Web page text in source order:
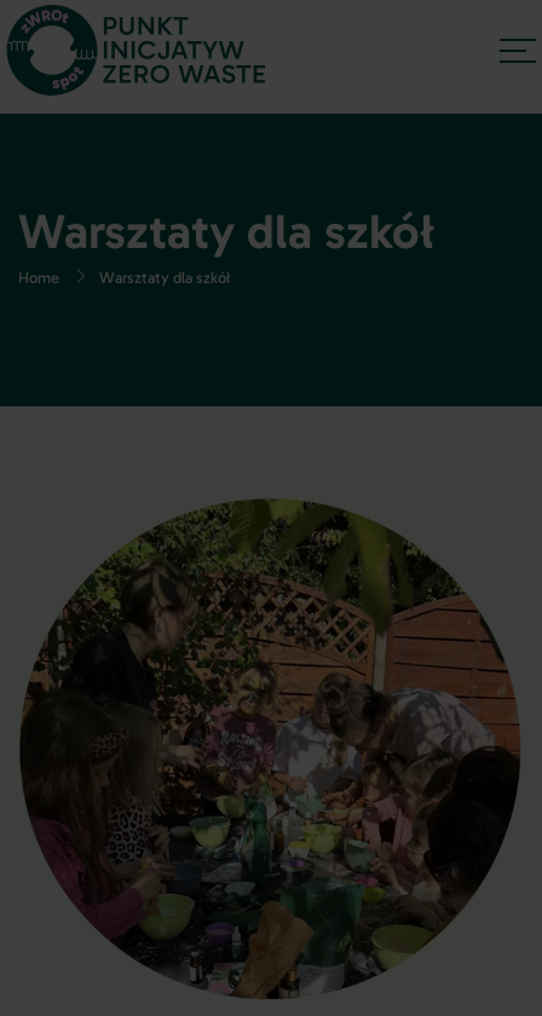
Warsztaty dla szkół
Home Warsztaty dla szkół